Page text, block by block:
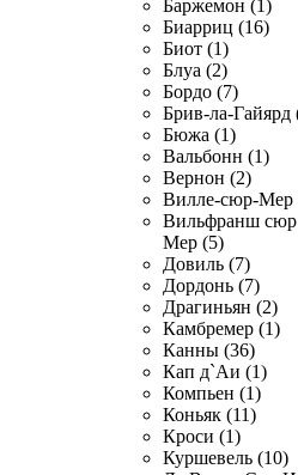
Баржемон (1)
Биарриц (16)
Биот (1)
Блуа (2)
Бордо (7)
Брив-ла-Гайярд
Бюжа (1)
Вальбонн (1)
Вернон (2)
Вилле-сюр-Мер
Вильфранш сюр
Мер (5)
Довиль (7)
Дордонь (7)
Драгиньян (2)
Камбремер (1)
Канны (36)
Кап д`Аи (1)
Компьен (1)
Коньяк (11)
Кроси (1)
Куршевель (10)